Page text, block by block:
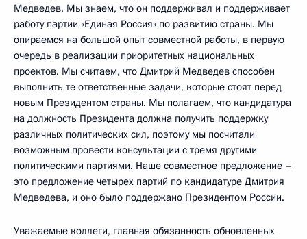
Медведев. Мы знаем, что он поддерживал и поддерживает
работу партии «Единая Россия» по развитию страны. Мы
опираемся на большой опыт совместной работы, в первую
очередь в реализации приоритетных национальных
проектов. Мы считаем, что Дмитрий Медведев способен
выполнить те ответственные задачи, которые стоят перед
новым Президентом страны. Мы полагаем, что кандидатура
на должность Президента должна получить поддержку
различных политических сил, поэтому мы посчитали
возможным провести консультации с тремя другими
политическими партиями. Наше совместное предложение –
это предложение четырех партий по кандидатуре Дмитрия
Медведева, и оно было поддержано Президентом России.
Уважаемые коллеги, главная обязанность обновленных